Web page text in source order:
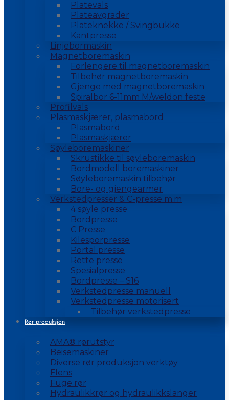
Platevals
Plateavgrader
Plateknekke / Svingbukke
Kantpresse
Linjebormaskin
Magnetboremaskin
Forlengere til magnetboremaskin
Tilbehør magnetboremaskin
Gjenge med magnetboremaskin
Spiralbor 6-11mm M/weldon feste
Profilvals
Plasmaskjærer, plasmabord
Plasmabord
Plasmaskjærer
Søyleboremaskiner
Skrustikke til søyleboremaskin
Bordmodell boremaskiner
Søyleboremaskin tilbehør
Bore- og gjengearmer
Verkstedpresser & C-presse m.m
4 søyle presse
Bordpresse
C Presse
Kilesporpresse
Portal presse
Rette presse
Spesialpresse
Bordpresse – S16
Verkstedpresse manuell
Verkstedpresse motorisert
Tilbehør verkstedpresse
Rør produksjon
AMA® rørutstyr
Beisemaskiner
Diverse rør produksjon verktøy
Flens
Fuge rør
Hydraulikkrør og hydraulikkslanger